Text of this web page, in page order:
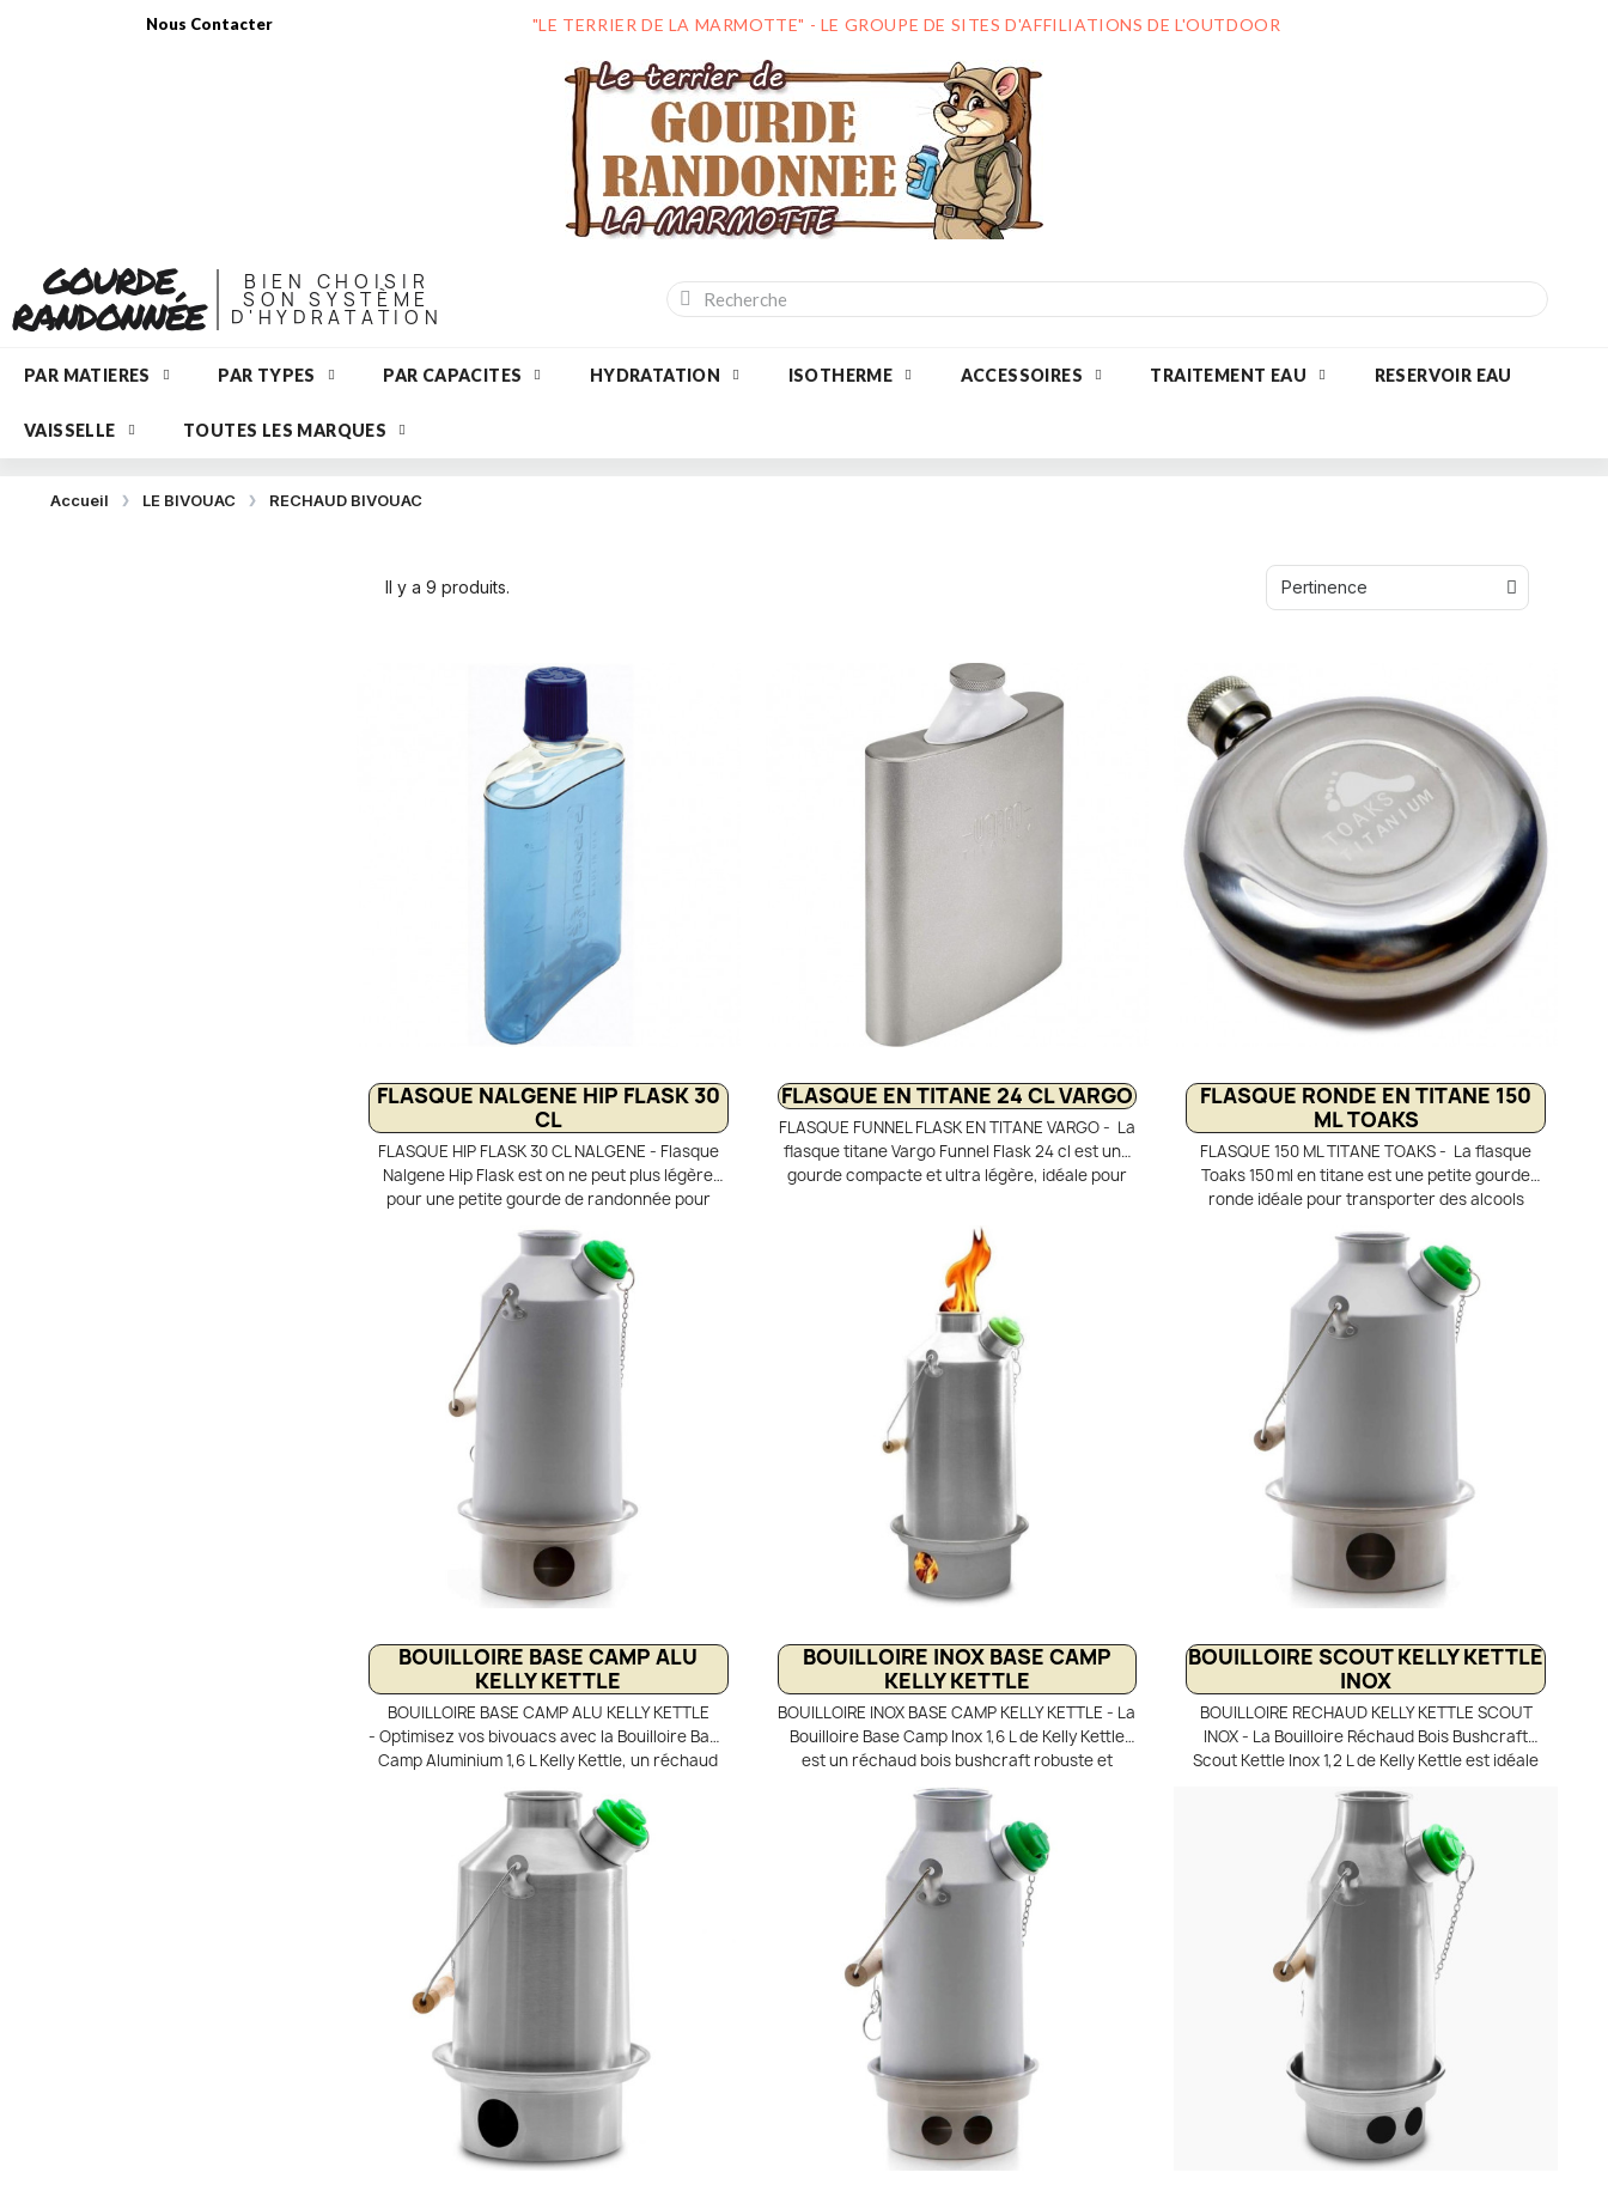
Nous Contacter "LE TERRIER DE LA MARMOTTE" - LE GROUPE DE SITES D'AFFILIATIONS DE L'OUTDOOR
GOURDE
RANDONNÉE
BIEN CHOISIR
SON SYSTÈME
D'HYDRATATION
PAR MATIERES PAR TYPES PAR CAPACITES HYDRATATION ISOTHERME ACCESSOIRES TRAITEMENT EAU RESERVOIR EAU
VAISSELLE TOUTES LES MARQUES
Accueil LE BIVOUAC RECHAUD BIVOUAC
Il y a 9 produits.
FLASQUE NALGENE HIP FLASK 30
CL
FLASQUE HIP FLASK 30 CL NALGENE - Flasque
Nalgene Hip Flask est on ne peut plus légère
pour une petite gourde de randonnée pour
humain ou alcool liquide pour réchauds.
Flasque en PET transparent ultra léger et
coque gobelet polycarbonate. Bouchon gobelet
FLASQUE EN TITANE 24 CL VARGO
FLASQUE FUNNEL FLASK EN TITANE VARGO - La
flasque titane Vargo Funnel Flask 24 cl est une
gourde compacte et ultra légère, idéale pour
réchaud de randonnée. Conçue en titane de
haute qualité, elle offre une excellente
résistance, durabilité et neutralité alimentaire :
elle ne retient ni odeur ni goût. Son entonnoir
en silicone intégré facilite le remplissage,
même avec un goulot étroit, et peut également
servir de bec verseur pour un dosage précis.
Son bouchon à vis étanche, doté de reliefs
antidérapants, garantit une fermeture
sécurisée et une ouverture facile, même avec
une poche ou un sac.
FLASQUE RONDE EN TITANE 150
ML TOAKS
FLASQUE 150 ML TITANE TOAKS - La flasque
Toaks 150 ml en titane est une petite gourde
ronde idéale pour transporter des alcools
l’éthanol pour les réchauds de randonnée. Son
bouchon à vis assure une étanchéité parfaite,
et sa forme compacte permet de la glisser dans
une poche ou même dans une tasse. Livrée
avec une housse de protection, elle combine
légèreté, robustesse et praticité pour les
BOUILLOIRE BASE CAMP ALU
KELLY KETTLE
BOUILLOIRE BASE CAMP ALU KELLY KETTLE
- Optimisez vos bivouacs avec la Bouilloire Base
Camp Aluminium 1,6 L Kelly Kettle, un réchaud
Conçue en aluminium léger, elle chauffe
rapidement l’eau grâce à sa cheminée centrale
intégrée, sans gaz ni combustible chimique.
Idéale pour le café, le thé et les repas
lyophilisés en pleine nature, elle fonctionne
uniquement avec les ressources naturelles
(bois, brindilles, écorces). Robuste, efficace et
pensée pour les camps fixes, la Kelly Kettle
BaseCamp 1.6L est l’équipement incontournable
BOUILLOIRE INOX BASE CAMP
KELLY KETTLE
BOUILLOIRE INOX BASE CAMP KELLY KETTLE - La
Bouilloire Base Camp Inox 1,6 L de Kelly Kettle
est un réchaud bois bushcraft robuste et
durable, idéal pour les camps fixes et les
expéditions exigeantes. Sa construction en
acier inoxydable offre une résistance
supérieure aux chocs et à la corrosion. Grâce
à sa cheminée centrale, l’eau atteint
rapidement l’ébullition sans gaz ni combustible
chimique. Parfaite pour le bivouac, elle permet
de préparer facilement boissons chaudes et
repas lyophilisés en totale autonomie.
BOUILLOIRE SCOUT KELLY KETTLE
INOX
BOUILLOIRE RECHAUD KELLY KETTLE SCOUT
INOX - La Bouilloire Réchaud Bois Bushcraft
Scout Kettle Inox 1,2 L de Kelly Kettle est idéale
nomades. Son système à double paroi avec
cheminée centrale permet de faire bouillir l’eau
rapidement grâce à un simple feu de bois.
Robuste en acier inoxydable, elle fonctionne
sans gaz ni combustible chimique, uniquement
avec les ressources naturelles. Compacte,
fiable et facile d’entretien, elle permet de
préparer boissons chaudes et repas en totale